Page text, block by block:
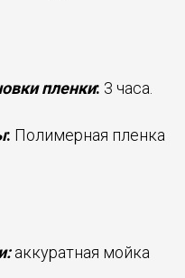
пленки: 3 часа.
: Полимерная пленка
аккуратная мойка